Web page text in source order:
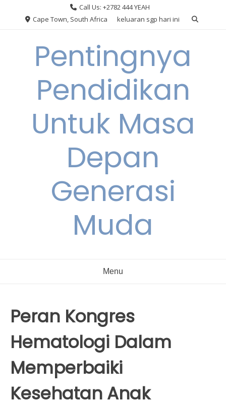
Call Us: +2782 444 YEAH
Cape Town, South Africa
keluaran sgp hari ini
Pentingnya
Pendidikan
Untuk Masa
Depan
Generasi
Muda
Menu
Peran Kongres
Hematologi Dalam
Memperbaiki
Kesehatan Anak